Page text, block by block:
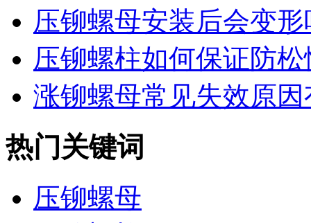
压铆螺母安装后会变形
压铆螺柱如何保证防
涨铆螺母常见失效原
热门关键词
压铆螺母